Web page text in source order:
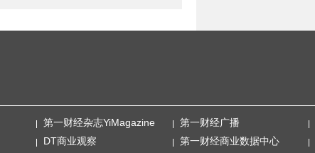
第一财经杂志YiMagazine 第一财经广播
DT商业观察 第一财经商业数据中心